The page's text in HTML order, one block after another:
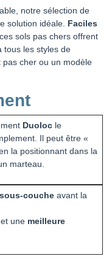
notre sélection de
solution idéale. Faciles
sols pas chers offrent
tous les styles de
cher ou un modèle
Duoloc le
Il peut être «
la positionnant dans la
marteau.
sous-couche avant la
et une meilleure